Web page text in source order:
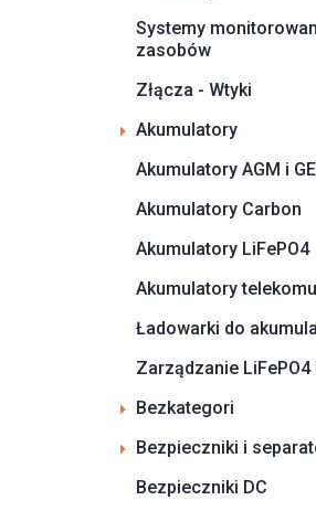
Systemy
zasobów
Złącza - Wtyki
Akumulatory
Akumulatory AGM i
Akumulatory Carbon
Akumulatory LiFePO4
Akumulatory
Ładowarki do
Zarządzanie LiFePO4
Bezkategori
Bezpieczniki i
Bezpieczniki DC